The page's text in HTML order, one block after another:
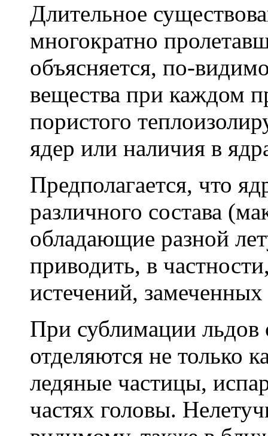
Длительное
многократно
объясняется, по-
вещества при каждом
пористого
ядер или наличия в
Предполагается, что
различного состава
обладающие разной
приводить, в
истечений,
При сублимации льдов
отделяются не только
ледяные частицы,
частях головы.